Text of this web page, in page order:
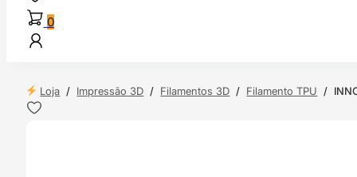
0
Loja / Impressão 3D / Filamentos 3D / Filamento TPU /